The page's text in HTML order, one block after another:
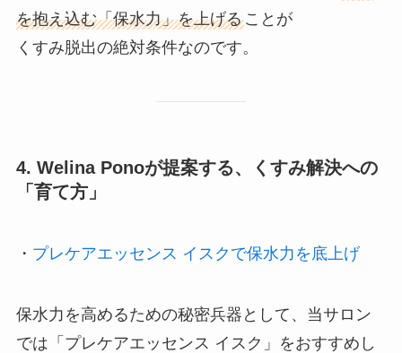
を抱え込む「保水力」を上げることが
くすみ脱出の絶対条件なのです。
4. Welina Ponoが提案する、くすみ解決への
「育て方」
・ プレケアエッセンス イスクで保水力を底上げ
保水力を高めるための秘密兵器として、当サロン
では「プレケアエッセンス イスク」をおすすめし